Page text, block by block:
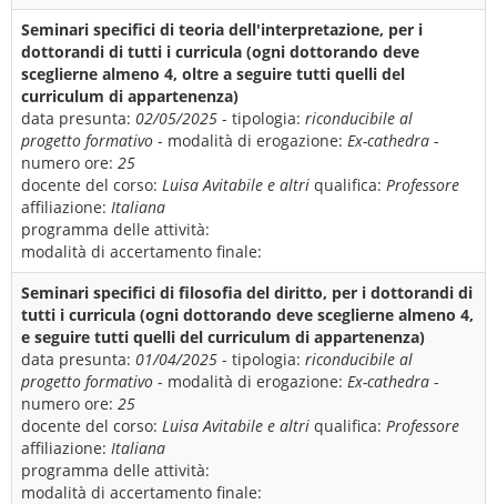
Seminari specifici di teoria dell'interpretazione, per i
dottorandi di tutti i curricula (ogni dottorando deve
sceglierne almeno 4, oltre a seguire tutti quelli del
curriculum di appartenenza)
data presunta: 02/05/2025 - tipologia: riconducibile al
progetto formativo - modalità di erogazione: Ex-cathedra -
numero ore: 25
docente del corso: Luisa Avitabile e altri qualifica: Professore
affiliazione: Italiana
programma delle attività:
modalità di accertamento finale:
Seminari specifici di filosofia del diritto, per i dottorandi di
tutti i curricula (ogni dottorando deve sceglierne almeno 4,
e seguire tutti quelli del curriculum di appartenenza)
data presunta: 01/04/2025 - tipologia: riconducibile al
progetto formativo - modalità di erogazione: Ex-cathedra -
numero ore: 25
docente del corso: Luisa Avitabile e altri qualifica: Professore
affiliazione: Italiana
programma delle attività:
modalità di accertamento finale: